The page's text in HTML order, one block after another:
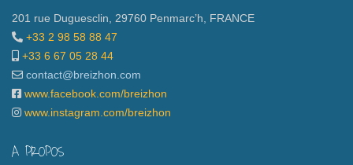
201 rue Duguesclin, 29760 Penmarc’h, FRANCE
+33 2 98 58 88 47
+33 6 67 05 28 44
contact@breizhon.com
www.facebook.com/breizhon
www.instagram.com/breizhon
A PROPOS